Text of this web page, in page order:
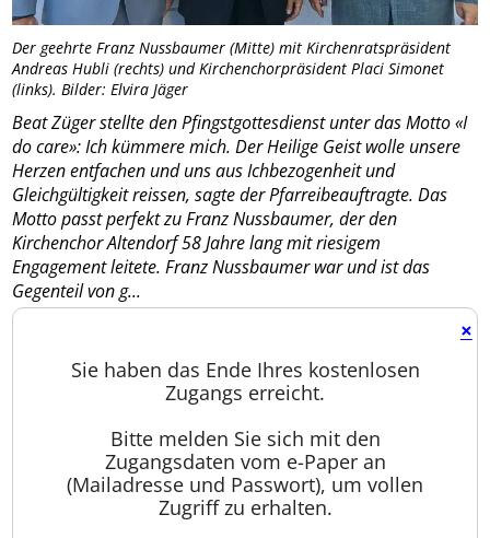
Der geehrte Franz Nussbaumer (Mitte) mit Kirchenratspräsident
Andreas Hubli (rechts) und Kirchenchorpräsident Placi Simonet
(links). Bilder: Elvira Jäger
Beat Züger stellte den Pfingstgottesdienst unter das Motto «I
do care»: Ich kümmere mich. Der Heilige Geist wolle unsere
Herzen entfachen und uns aus Ichbezogenheit und
Gleichgültigkeit reissen, sagte der Pfarreibeauftragte. Das
Motto passt perfekt zu Franz Nussbaumer, der den
Kirchenchor Altendorf 58 Jahre lang mit riesigem
Engagement leitete. Franz Nussbaumer war und ist das
Gegenteil von g...
×
Sie haben das Ende Ihres kostenlosen
Zugangs erreicht.
Bitte melden Sie sich mit den
Zugangsdaten vom e-Paper an
(Mailadresse und Passwort), um vollen
Zugriff zu erhalten.